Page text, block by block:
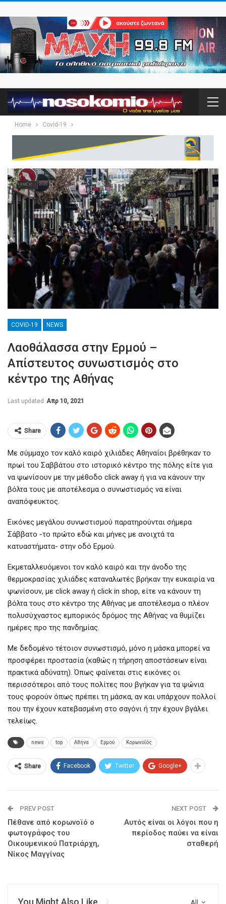
Home Covid-19
COVID-19 NEWS
Λαοθάλασσα στην Ερμού –
Απίστευτος συνωστισμός στο
κέντρο της Αθήνας
Last updated Απρ 10, 2021
Share
Με σύμμαχο τον καλό καιρό χιλιάδες Αθηναίοι βρέθηκαν το
πρωί του Σαββάτου στο ιστορικό κέντρο της πόλης είτε για
να ψωνίσουν με την μέθοδο click away ή για να κάνουν την
βόλτα τους με αποτέλεσμα ο συνωστισμός να είναι
αναπόφευκτος.
Εικόνες μεγάλου συνωστισμού παρατηρούνται σήμερα
Σάββατο -το πρώτο εδώ και μήνες με ανοιχτά τα
κατυαστήματα- στην οδό Ερμού.
Εκμεταλλευόμενοι τον καλό καιρό και την άνοδο της
θερμοκρασίας χιλιάδες καταναλωτές βρήκαν την ευκαιρία να
ψωνίσουν, με click away ή click in shop, είτε να κάνουν τη
βόλτα τους στο κέντρο της Αθήνας με αποτέλεσμα ο πλέον
πολυσύχναστος εμπορικός δρόμος της Αθήνας να θυμίζει
ημέρες προ της πανδημίας.
Με δεδομένο τέτοιον συνωστισμό, μόνο η μάσκα μπορεί να
προσφέρει προστασία (καθώς η τήρηση αποστάσεων είναι
πρακτικά αδύνατη). Όπως φαίνεται στις εικόνες οι
περισσότεροι από τους πολίτες που βγήκαν για τα ψώνια
τους φορούν όπως πρέπει τη μάσκα, αν και υπάρχουν πολλοί
που την έχουν κατεβασμένη στο σαγόνι ή την έχουν βγάλει
τελείως.
news top Αθήνα Ερμού Κορωνοϊός
Share Facebook Twitter Google+
PREV POST
Πέθανε από κορωνοϊό ο
φωτογράφος του
Οικουμενικού Πατριάρχη,
Νίκος Μαγγίνας
NEXT POST
Αυτός είναι οι λόγοι που η
περίοδος παύει να είναι
σταθερή
All
You Might Also Like